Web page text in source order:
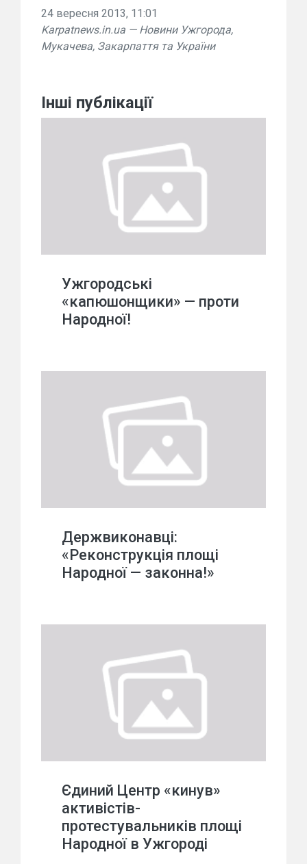
24 вересня 2013, 11:01
Karpatnews.in.ua — Новини Ужгорода,
Мукачева, Закарпаття та України
Інші публікації
Ужгородські
«капюшонщики» — проти
Народної!
Держвиконавці:
«Реконструкція площі
Народної — законна!»
Єдиний Центр «кинув»
активістів-
протестувальників площі
Народної в Ужгороді